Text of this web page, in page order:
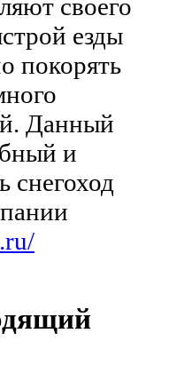
своего
езды
покорять
Данный
и
снегоход